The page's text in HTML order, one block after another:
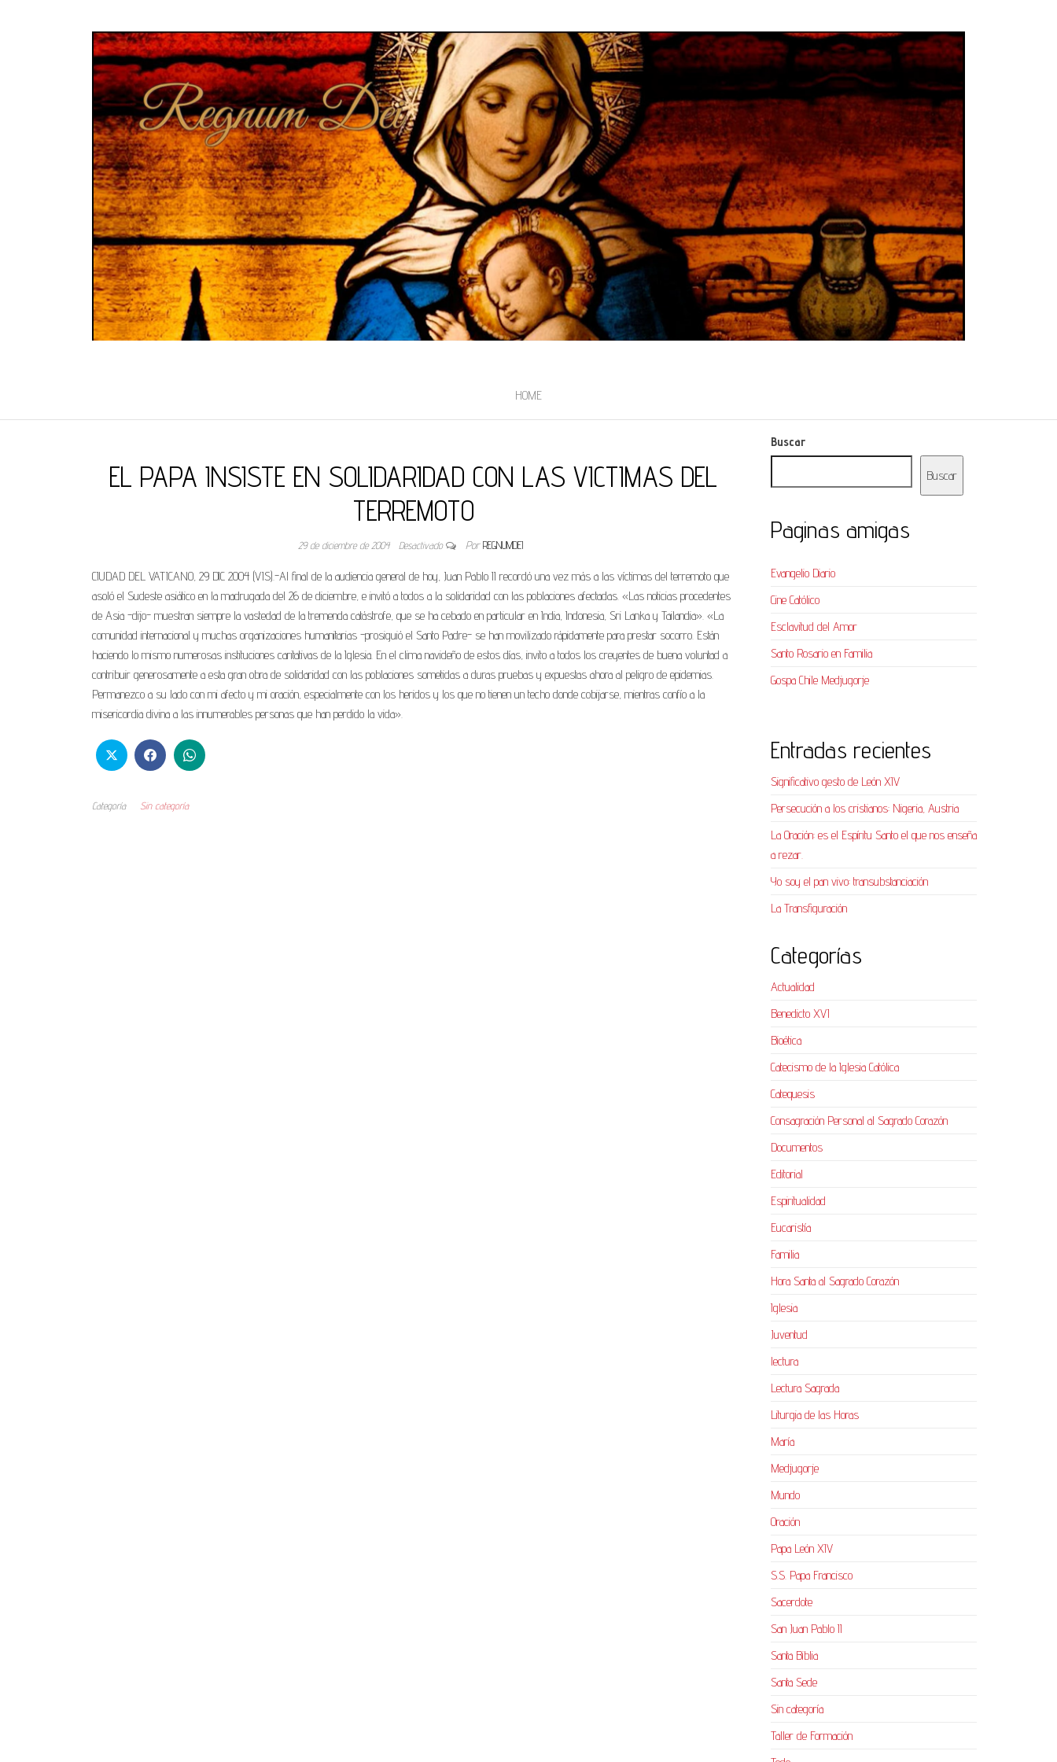
HOME
EL PAPA INSISTE EN SOLIDARIDAD CON LAS VICTIMAS DEL
TERREMOTO
29 de diciembre de 2004 Desactivado Por REGNUMDEI
CIUDAD DEL VATICANO, 29 DIC 2004 (VIS).-Al final de la audiencia general de hoy, Juan Pablo II recordó una vez más a las víctimas del terremoto que
asoló el Sudeste asiático en la madrugada del 26 de diciembre, e invitó a todos a la solidaridad con las poblaciones afectadas. «Las noticias procedentes
de Asia -dijo- muestran siempre la vastedad de la tremenda catástrofe, que se ha cebado en particular en India, Indonesia, Sri Lanka y Tailandia». «La
comunidad internacional y muchas organizaciones humanitarias -prosiguió el Santo Padre- se han movilizado rápidamente para prestar socorro. Están
haciendo lo mismo numerosas instituciones caritativas de la Iglesia. En el clima navideño de estos días, invito a todos los creyentes de buena voluntad a
contribuir generosamente a esta gran obra de solidaridad con las poblaciones sometidas a duras pruebas y expuestas ahora al peligro de epidemias.
Permanezco a su lado con mi afecto y mi oración, especialmente con los heridos y los que no tienen un techo donde cobijarse, mientras confío a la
misericordia divina a las innumerables personas que han perdido la vida».
Categoría Sin categoría
Buscar
Buscar
Paginas amigas
Evangelio Diario
Cine Católico
Esclavitud del Amor
Santo Rosario en Familia
Gospa Chile Medjugorje
Entradas recientes
Significativo gesto de León XIV
Persecución a los cristianos: Nigeria, Austria
La Oración: es el Espíritu Santo el que nos enseña
a rezar.
Yo soy el pan vivo: transubstanciación
La Transfiguración
Categorías
Actualidad
Benedicto XVI
Bioética
Catecismo de la Iglesia Católica
Catequesis
Consagración Personal al Sagrado Corazón
Documentos
Editorial
Espiritualidad
Eucaristía
Familia
Hora Santa al Sagrado Corazón
Iglesia
Juventud
lectura
Lectura Sagrada
Liturgia de las Horas
María
Medjugorje
Mundo
Oración
Papa León XIV
S.S. Papa Francisco
Sacerdote
San Juan Pablo II
Santa Biblia
Santa Sede
Sin categoría
Taller de Formación